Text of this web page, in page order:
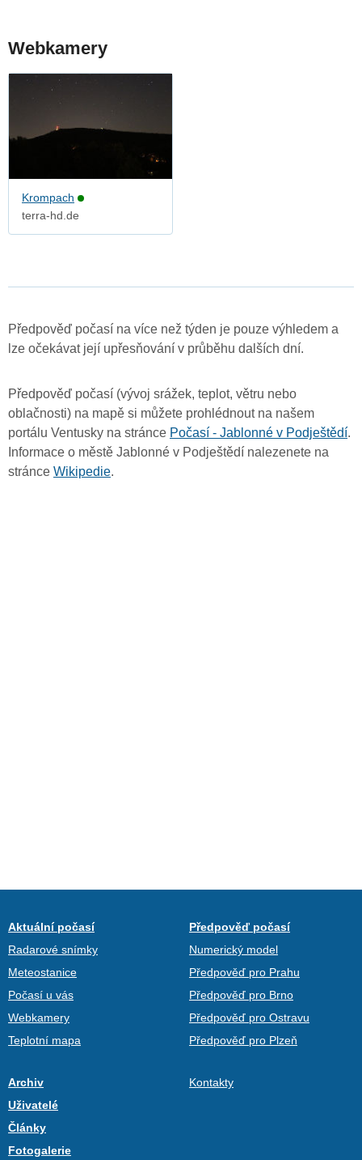
Webkamery
Krompach
terra-hd.de
Předpověď počasí na více než týden je pouze výhledem a
lze očekávat její upřesňování v průběhu dalších dní.
Předpověď počasí (vývoj srážek, teplot, větru nebo
oblačnosti) na mapě si můžete prohlédnout na našem
portálu Ventusky na stránce Počasí - Jablonné v Podještědí.
Informace o městě Jablonné v Podještědí nalezenete na
stránce Wikipedie.
Aktuální počasí
Radarové snímky
Meteostanice
Počasí u vás
Webkamery
Teplotní mapa
Předpověď počasí
Numerický model
Předpověď pro Prahu
Předpověď pro Brno
Předpověď pro Ostravu
Předpověď pro Plzeň
Archiv
Uživatelé
Články
Fotogalerie
Kontakty